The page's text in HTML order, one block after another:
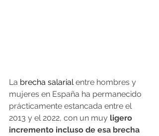
La brecha salarial entre hombres y
mujeres en España ha permanecido
prácticamente estancada entre el
2013 y el 2022, con un muy ligero
incremento incluso de esa brecha